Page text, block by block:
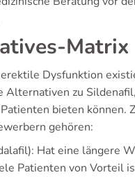
Matrix
Dysfunktion
Alternativen zu
bieten können.
gehören:
Hat eine längere
Patienten von Vorteil